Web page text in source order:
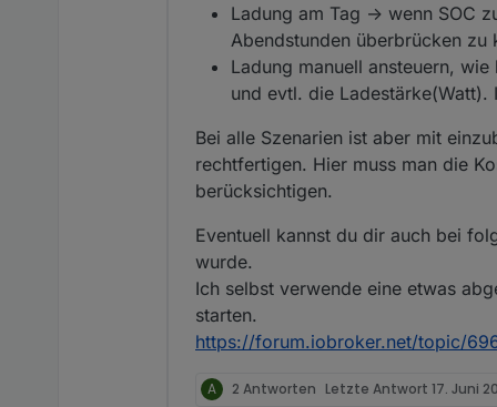
Ladung am Tag -> wenn SOC
Abendstunden überbrücken
Ladung manuell ansteuern,
und evtl. die
Bei alle Szenarien ist aber mit
rechtfertigen. Hier muss man die
berücksichtigen.
Eventuell kannst du dir auch bei
wurde.
Ich selbst verwende eine etwas
starten.
https://forum.iobroker.net/topic/
A 2 Antworten Letzte Antwort 17. Juni